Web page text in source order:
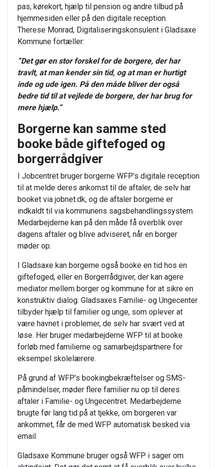
pas, kørekort, hjælp til pension og andre tilbud på
hjemmesiden eller på den digitale reception.
Therese Monrad, Digitaliseringskonsulent i Gladsaxe
Kommune fortæller:
”Det gør en stor forskel for de borgere, der har
travlt, at man kender sin tid, og at man er hurtigt
inde og ude igen. På den måde bliver der også
bedre tid til at vejlede de borgere, der har brug for
mere hjælp.”
Borgerne kan samme sted
booke både giftefoged og
borgerrådgiver
I Jobcentret bruger borgerne WFP’s digitale reception
til at melde deres ankomst til de aftaler, de selv har
booket via jobnet.dk, og de aftaler borgerne er
indkaldt til via kommunens sagsbehandlingssystem.
Medarbejderne kan på den måde få overblik over
dagens aftaler og blive adviseret, når en borger
møder op.
I Gladsaxe kan borgerne også booke en tid hos en
giftefoged, eller en Borgerrådgiver, der kan agere
mediator mellem borger og kommune for at sikre en
konstruktiv dialog. Gladsaxes Familie- og Ungecenter
tilbyder hjælp til familier og unge, som oplever at
være havnet i problemer, de selv har svært ved at
løse. Her bruger medarbejderne WFP til at booke
forløb med familierne og samarbejdspartnere for
eksempel skolelærere.
På grund af WFP’s bookingbekræftelser og SMS-
påmindelser, møder flere familier nu op til deres
aftaler i Familie- og Ungecentret. Medarbejderne
brugte før lang tid på at tjekke, om borgeren var
ankommet, får de med WFP automatisk besked via
email.
Gladsaxe Kommune bruger også WFP i sager om